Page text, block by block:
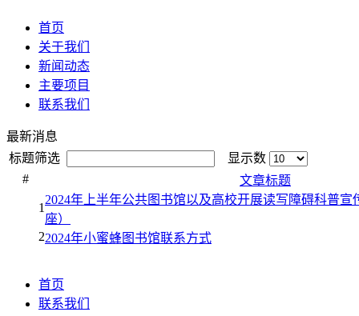
首页
关于我们
新闻动态
主要项目
联系我们
最新消息
标题筛选
显示数
#
文章标题
1
2024年上半年公共图书馆以及高校开展读写障碍科普宣
座）
22024年小蜜蜂图书馆联系方式
首页
联系我们